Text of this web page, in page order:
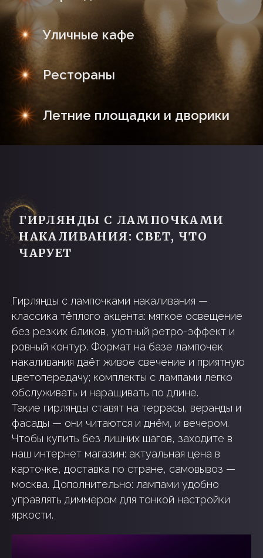
ГИРЛЯНДЫ С ЛАМПОЧКАМИ
НАКАЛИВАНИЯ: СВЕТ, ЧТО
ЧАРУЕТ
Гирлянды с лампочками накаливания —
классика тёплого акцента: мягкое освещение
без резких бликов, уютный ретро-эффект и
ровный контур. Формат на базе лампочек
накаливания даёт живое свечение и приятную
цветопередачу; комплекты с лампами легко
обслуживать и наращивать по длине.
Такие гирлянды ставят на террасы, веранды и
фасады — они читаются и днём, и вечером.
Чтобы купить без лишних шагов, заходите в
наш интернет магазин: актуальная цена в
карточке, доставка по стране, самовывоз —
москва. Дополнительно: лампами удобно
управлять диммером для тонкой настройки
яркости.